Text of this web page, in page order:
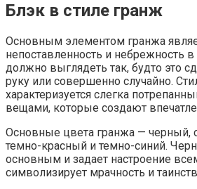
Блэк в стиле гранж
Основным элементом гранжа
непоставленность и небрежность
должно выглядеть так, будто это
руку или совершенно случайно.
характеризуется слегка
вещами, которые создают
Основные цвета гранжа — черный,
темно-красный и темно-синий.
основным и задает настроение
символизирует мрачность и